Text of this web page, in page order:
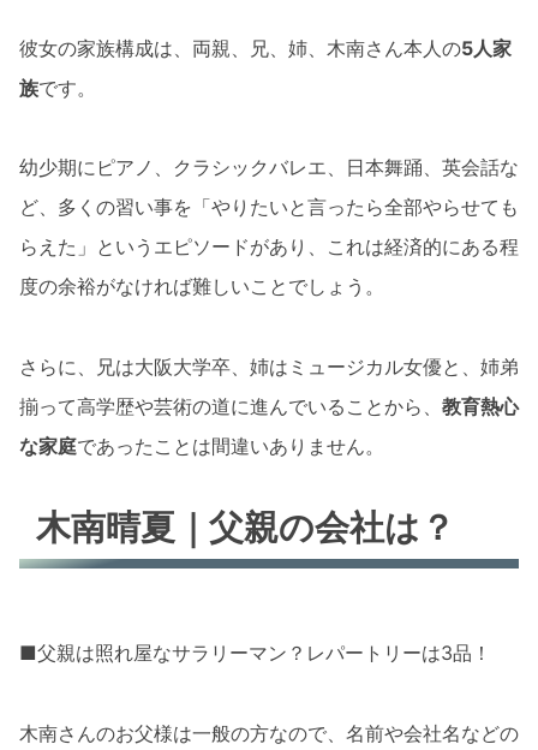
彼女の家族構成は、両親、兄、姉、木南さん本人の5人家
族です。
幼少期にピアノ、クラシックバレエ、日本舞踊、英会話な
ど、多くの習い事を「やりたいと言ったら全部やらせても
らえた」というエピソードがあり、これは経済的にある程
度の余裕がなければ難しいことでしょう。
さらに、兄は大阪大学卒、姉はミュージカル女優と、姉弟
揃って高学歴や芸術の道に進んでいることから、 教育熱心
な家庭であったことは間違いありません。
木南晴夏｜父親の会社は？
■父親は照れ屋なサラリーマン？レパートリーは3品！
木南さんのお父様は一般の方なので、名前や会社名などの